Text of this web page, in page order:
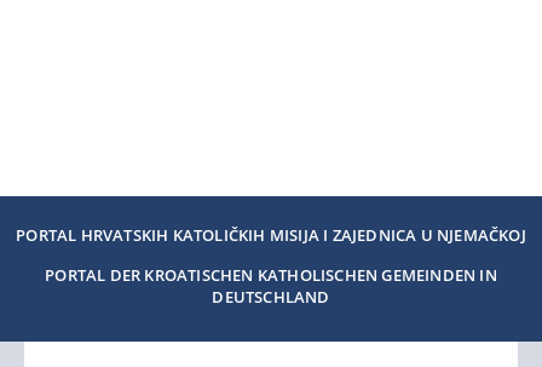
PORTAL HRVATSKIH KATOLIČKIH MISIJA I ZAJEDNICA U NJEMAČKOJ
PORTAL DER KROATISCHEN KATHOLISCHEN GEMEINDEN IN
DEUTSCHLAND